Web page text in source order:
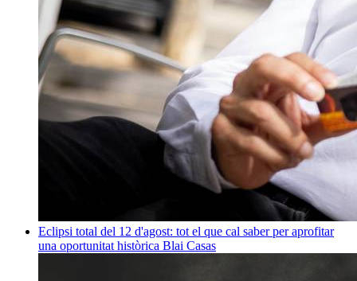
Eclipsi total del 12 d'agost: tot el que cal saber per aprofitar
una oportunitat històrica Blai Casas